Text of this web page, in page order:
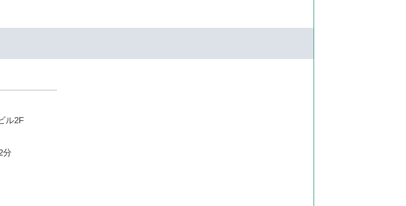
ル2F
分